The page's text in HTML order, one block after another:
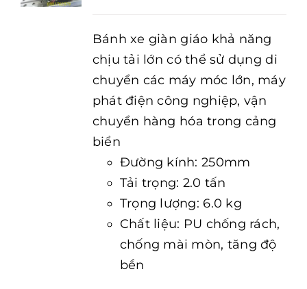
Bánh xe giàn giáo khả năng
chịu tải lớn có thể sử dụng di
chuyển các máy móc lớn, máy
phát điện công nghiệp, vận
chuyển hàng hóa trong cảng
biển
Đường kính: 250mm
Tải trọng: 2.0 tấn
Trọng lượng: 6.0 kg
Chất liệu: PU chống rách,
chống mài mòn, tăng độ
bền